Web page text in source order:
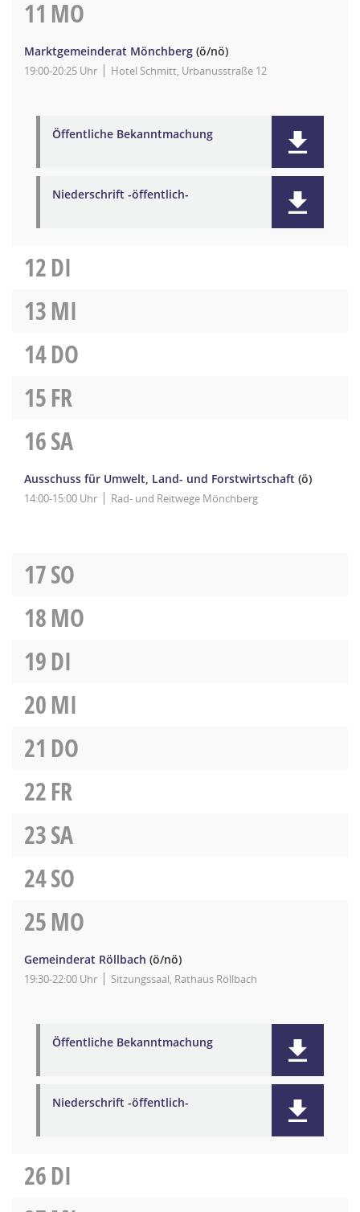
11 MO
Marktgemeinderat Mönchberg (ö/nö)
19:00-20:25 Uhr Hotel Schmitt, Urbanusstraße 12
Öffentliche Bekanntmachung
Niederschrift -öffentlich-
12DI
13MI
14DO
15FR
16SA
Ausschuss für Umwelt, Land- und Forstwirtschaft (ö)
14:00-15:00 Uhr Rad- und Reitwege Mönchberg
17SO
18MO
19DI
20MI
21 DO
22FR
23SA
24SO
25MO
Gemeinderat Röllbach (ö/nö)
19:30-22:00 Uhr Sitzungssaal, Rathaus Röllbach
Öffentliche Bekanntmachung
Niederschrift -öffentlich-
26DI